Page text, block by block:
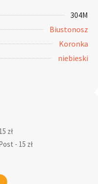
304M
Biustonosz
Koronka
niebieski
zł
- 15 zł